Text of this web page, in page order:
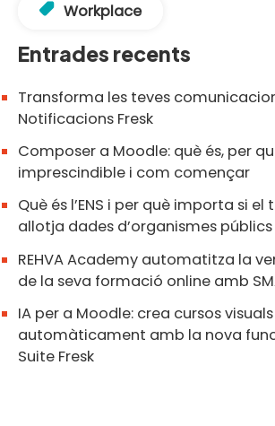
Workplace
Entrades recents
Transforma les teves
Notificacions Fresk
Composer a Moodle: què és, per
imprescindible i com començar
Què és l’ENS i per què importa si el
allotja dades d’organismes públics
REHVA Academy automatitza la
de la seva formació online amb
IA per a Moodle: crea cursos visuals
automàticament amb la nova
Suite Fresk